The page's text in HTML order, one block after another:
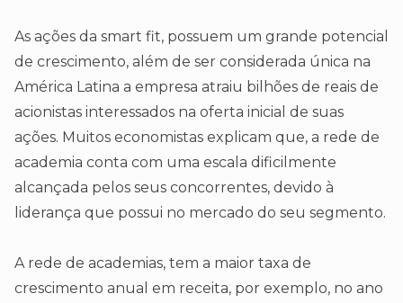
As ações da smart fit, possuem um grande potencial
de crescimento, além de ser considerada única na
América Latina a empresa atraiu bilhões de reais de
acionistas interessados na oferta inicial de suas
ações. Muitos economistas explicam que, a rede de
academia conta com uma escala dificilmente
alcançada pelos seus concorrentes, devido à
liderança que possui no mercado do seu segmento.
A rede de academias, tem a maior taxa de
crescimento anual em receita, por exemplo, no ano